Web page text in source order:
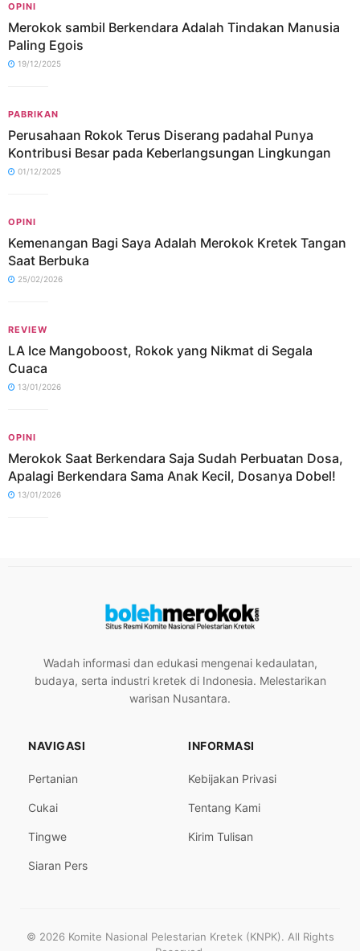
OPINI
Merokok sambil Berkendara Adalah Tindakan Manusia
Paling Egois
19/12/2025
PABRIKAN
Perusahaan Rokok Terus Diserang padahal Punya
Kontribusi Besar pada Keberlangsungan Lingkungan
01/12/2025
OPINI
Kemenangan Bagi Saya Adalah Merokok Kretek Tangan
Saat Berbuka
25/02/2026
REVIEW
LA Ice Mangoboost, Rokok yang Nikmat di Segala
Cuaca
13/01/2026
OPINI
Merokok Saat Berkendara Saja Sudah Perbuatan Dosa,
Apalagi Berkendara Sama Anak Kecil, Dosanya Dobel!
13/01/2026
Wadah informasi dan edukasi mengenai kedaulatan,
budaya, serta industri kretek di Indonesia. Melestarikan
warisan Nusantara.
NAVIGASI
Pertanian
Cukai
Tingwe
Siaran Pers
INFORMASI
Kebijakan Privasi
Tentang Kami
Kirim Tulisan
© 2026 Komite Nasional Pelestarian Kretek (KNPK). All Rights